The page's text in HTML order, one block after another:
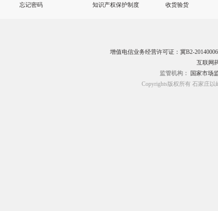
忘记密码
知识产权保护制度
收货验货
增值电信业务经营许可证：冀B2-20140006
互联网
监管机构：
国家市场
Copyrights版权所有 石家庄